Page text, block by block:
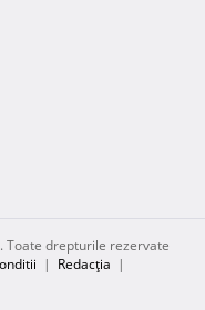
. Toate drepturile rezervate
| Redacţia |